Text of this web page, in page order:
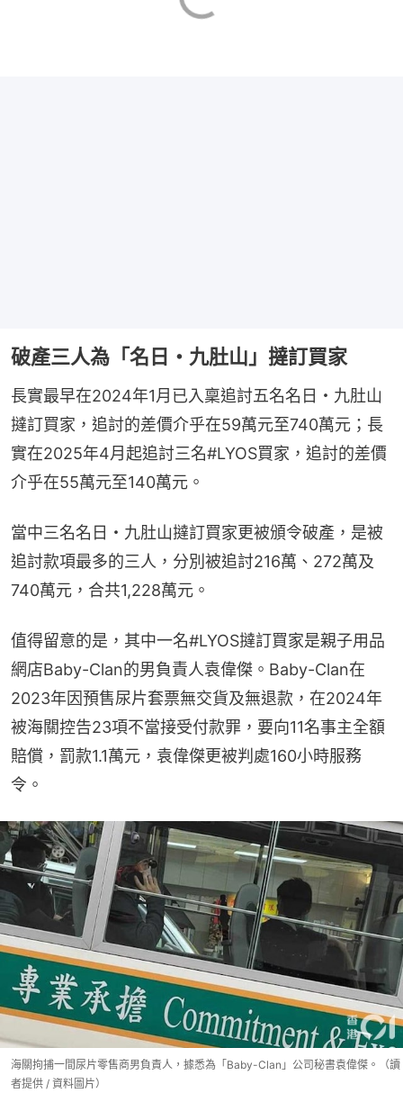
破產三人為「名日・九肚山」撻訂買家
長實最早在2024年1月已入稟追討五名名日・九肚山
撻訂買家，追討的差價介乎在59萬元至740萬元；長
實在2025年4月起追討三名#LYOS買家，追討的差價
介乎在55萬元至140萬元。
當中三名名日・九肚山撻訂買家更被頒令破產，是被
追討款項最多的三人，分別被追討216萬、272萬及
740萬元，合共1,228萬元。
值得留意的是，其中一名#LYOS撻訂買家是親子用品
網店Baby-Clan的男負責人袁偉傑。Baby-Clan在
2023年因預售尿片套票無交貨及無退款，在2024年
被海關控告23項不當接受付款罪，要向11名事主全額
賠償，罰款1.1萬元，袁偉傑更被判處160小時服務
令。
海關拘捕一間尿片零售商男負責人，據悉為「Baby-Clan」公司秘書袁偉傑。（讀
者提供 / 資料圖片）